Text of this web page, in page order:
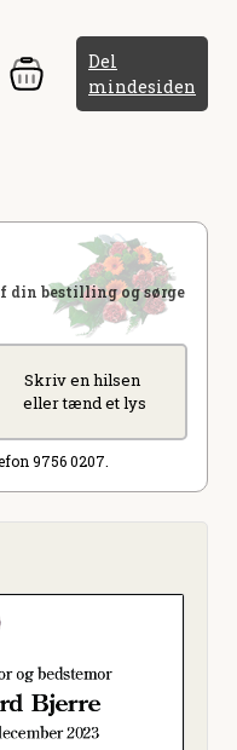
Del
mindesiden
din bestilling og sørge
Skriv en hilsen
eller tænd et lys
9756 0207.